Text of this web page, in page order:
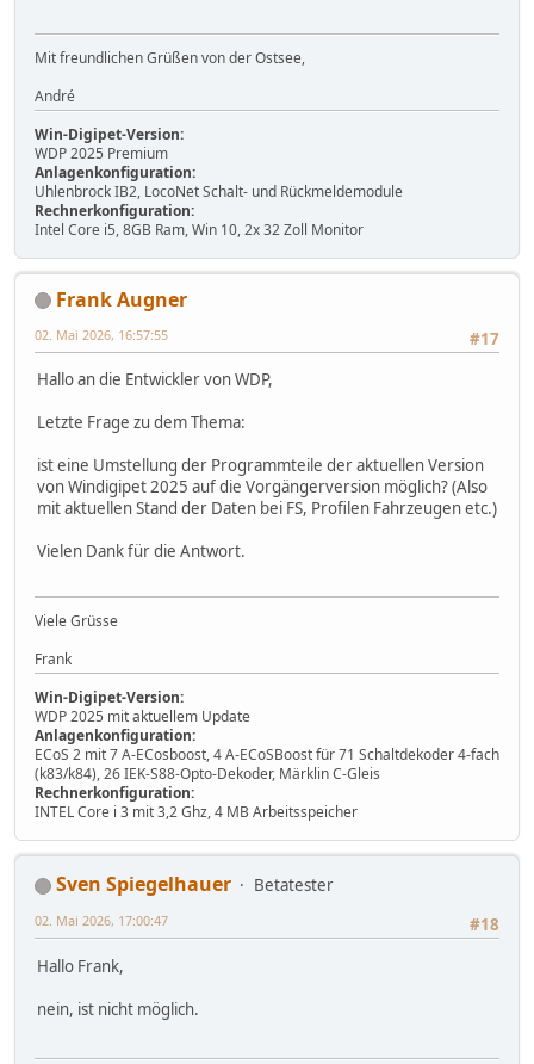
Mit freundlichen Grüßen von der Ostsee,
André
Win-Digipet-Version:
WDP 2025 Premium
Anlagenkonfiguration:
Uhlenbrock IB2, LocoNet Schalt- und Rückmeldemodule
Rechnerkonfiguration:
Intel Core i5, 8GB Ram, Win 10, 2x 32 Zoll Monitor
Frank Augner
#17
02. Mai 2026, 16:57:55
Hallo an die Entwickler von WDP,
Letzte Frage zu dem Thema:
ist eine Umstellung der Programmteile der aktuellen Version
von Windigipet 2025 auf die Vorgängerversion möglich? (Also
mit aktuellen Stand der Daten bei FS, Profilen Fahrzeugen etc.)
Vielen Dank für die Antwort.
Viele Grüsse
Frank
Win-Digipet-Version:
WDP 2025 mit aktuellem Update
Anlagenkonfiguration:
ECoS 2 mit 7 A-ECosboost, 4 A-ECoSBoost für 71 Schaltdekoder 4-fach
(k83/k84), 26 IEK-S88-Opto-Dekoder, Märklin C-Gleis
Rechnerkonfiguration:
INTEL Core i 3 mit 3,2 Ghz, 4 MB Arbeitsspeicher
Sven Spiegelhauer
Betatester
#18
02. Mai 2026, 17:00:47
Hallo Frank,
nein, ist nicht möglich.